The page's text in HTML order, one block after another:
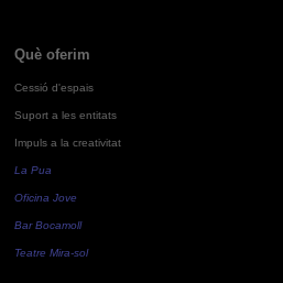
Què oferim
Cessió d'espais
Suport a les entitats
Impuls a la creativitat
La Pua
Oficina Jove
Bar Bocamoll
Teatre Mira-sol